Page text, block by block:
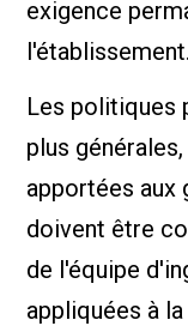
exigence
l'établissement.
Les politiques
plus
apportées aux
doivent être
de l'équipe
appliquées à